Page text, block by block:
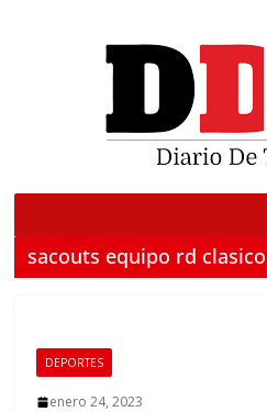
sacouts equipo rd
DEPORTES
enero 24, 2023